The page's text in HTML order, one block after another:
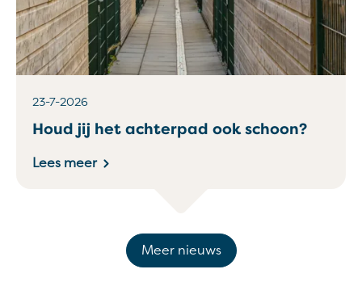
Houd jij het achterpad ook schoon?
23-7-2026
Lees meer
Meer nieuws